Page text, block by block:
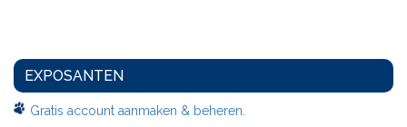
EXPOSANTEN
Gratis account aanmaken & beheren.